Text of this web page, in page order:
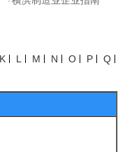
K L M N O P
Q